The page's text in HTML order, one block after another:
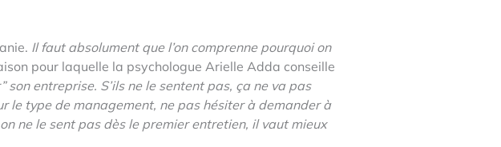
Il faut absolument que l’on comprenne pourquoi on
pour laquelle la psychologue Arielle Adda conseille
son entreprise. S’ils ne le sentent pas, ça ne va pas
le type de management, ne pas hésiter à demander à
ne le sent pas dès le premier entretien, il vaut mieux